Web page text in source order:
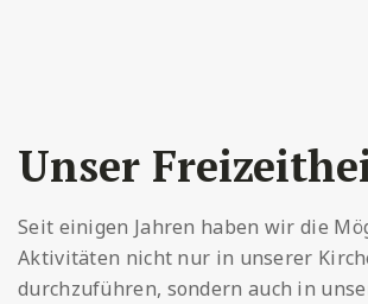
Unser
Seit einigen Jahren haben wir die
Aktivitäten nicht nur in unserer
durchzuführen, sondern auch in